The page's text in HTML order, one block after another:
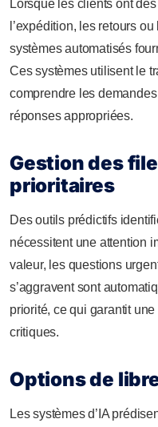
Lorsque les clients ont
l’expédition, les retours
systèmes automatisés
Ces systèmes utilisent le
comprendre les
réponses appropriées.
Gestion des
prioritaires
Des outils prédictifs
nécessitent une attention
valeur, les questions
s’aggravent sont
priorité, ce qui garantit
critiques.
Options de
Les systèmes d’IA